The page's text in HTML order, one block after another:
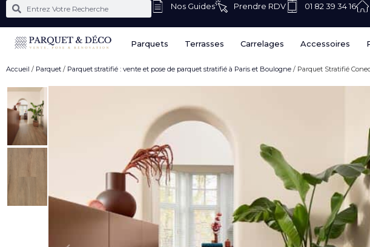
Nos Guides Prendre RDV 01 82 39 34 16
Parquets Terrasses Carrelages Accessoires
Accueil / Parquet / Parquet stratifié : vente et pose de parquet stratifié à Paris et Boulogne / Parquet Stratifié